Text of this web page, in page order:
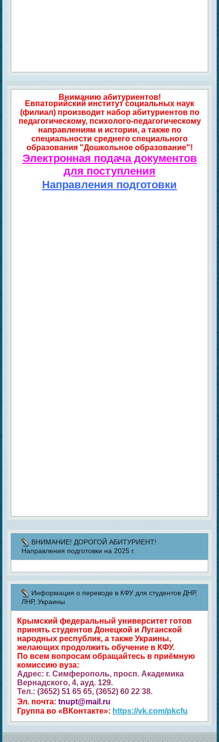
Вниманию абитуриентов!
Евпаторийский институт социальных наук
(филиал) производит набор абитуриентов по
педагогическому, психолого-педагогическому
направлениям и истории, а также по
специальности среднего специального
образования "Дошкольное образование"!
Электронная подача документов
для поступления
Направления подготовки
ВНИМАНИЕ! ДОРОГОЙ АБИТУРИЕНТ!
Направления подготовки на 2025 г.
Информация о переводе в КФУ для студентов ДНР,
ЛНР, Украины
Крымский федеральный университет готов
принять студентов Донецкой и Луганской
народных республик, а также Украины,
желающих продолжить обучение в КФУ.
По всем вопросам обращайтесь в приёмную
комиссию вуза:
Адрес: г. Симферополь, просп. Академика
Вернадского, 4, ауд. 129.
Тел.: (3652) 51 65 65, (3652) 60 22 38.
Эл. почта:tnupt@mail.ru
Группа во «ВКонтакте»: https://vk.com/pkcfu